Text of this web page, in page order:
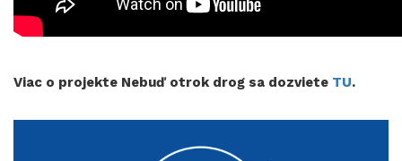
Viac o projekte Nebuď otrok drog sa dozviete TU.